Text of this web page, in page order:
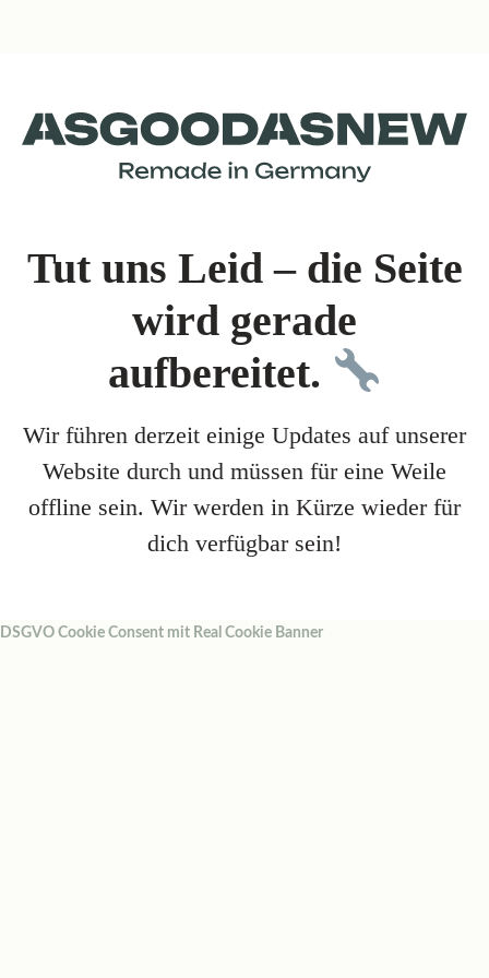
Tut uns Leid – die Seite
wird gerade
aufbereitet.
Wir führen derzeit einige Updates auf unserer
Website durch und müssen für eine Weile
offline sein. Wir werden in Kürze wieder für
dich verfügbar sein!
DSGVO Cookie Consent mit Real Cookie Banner